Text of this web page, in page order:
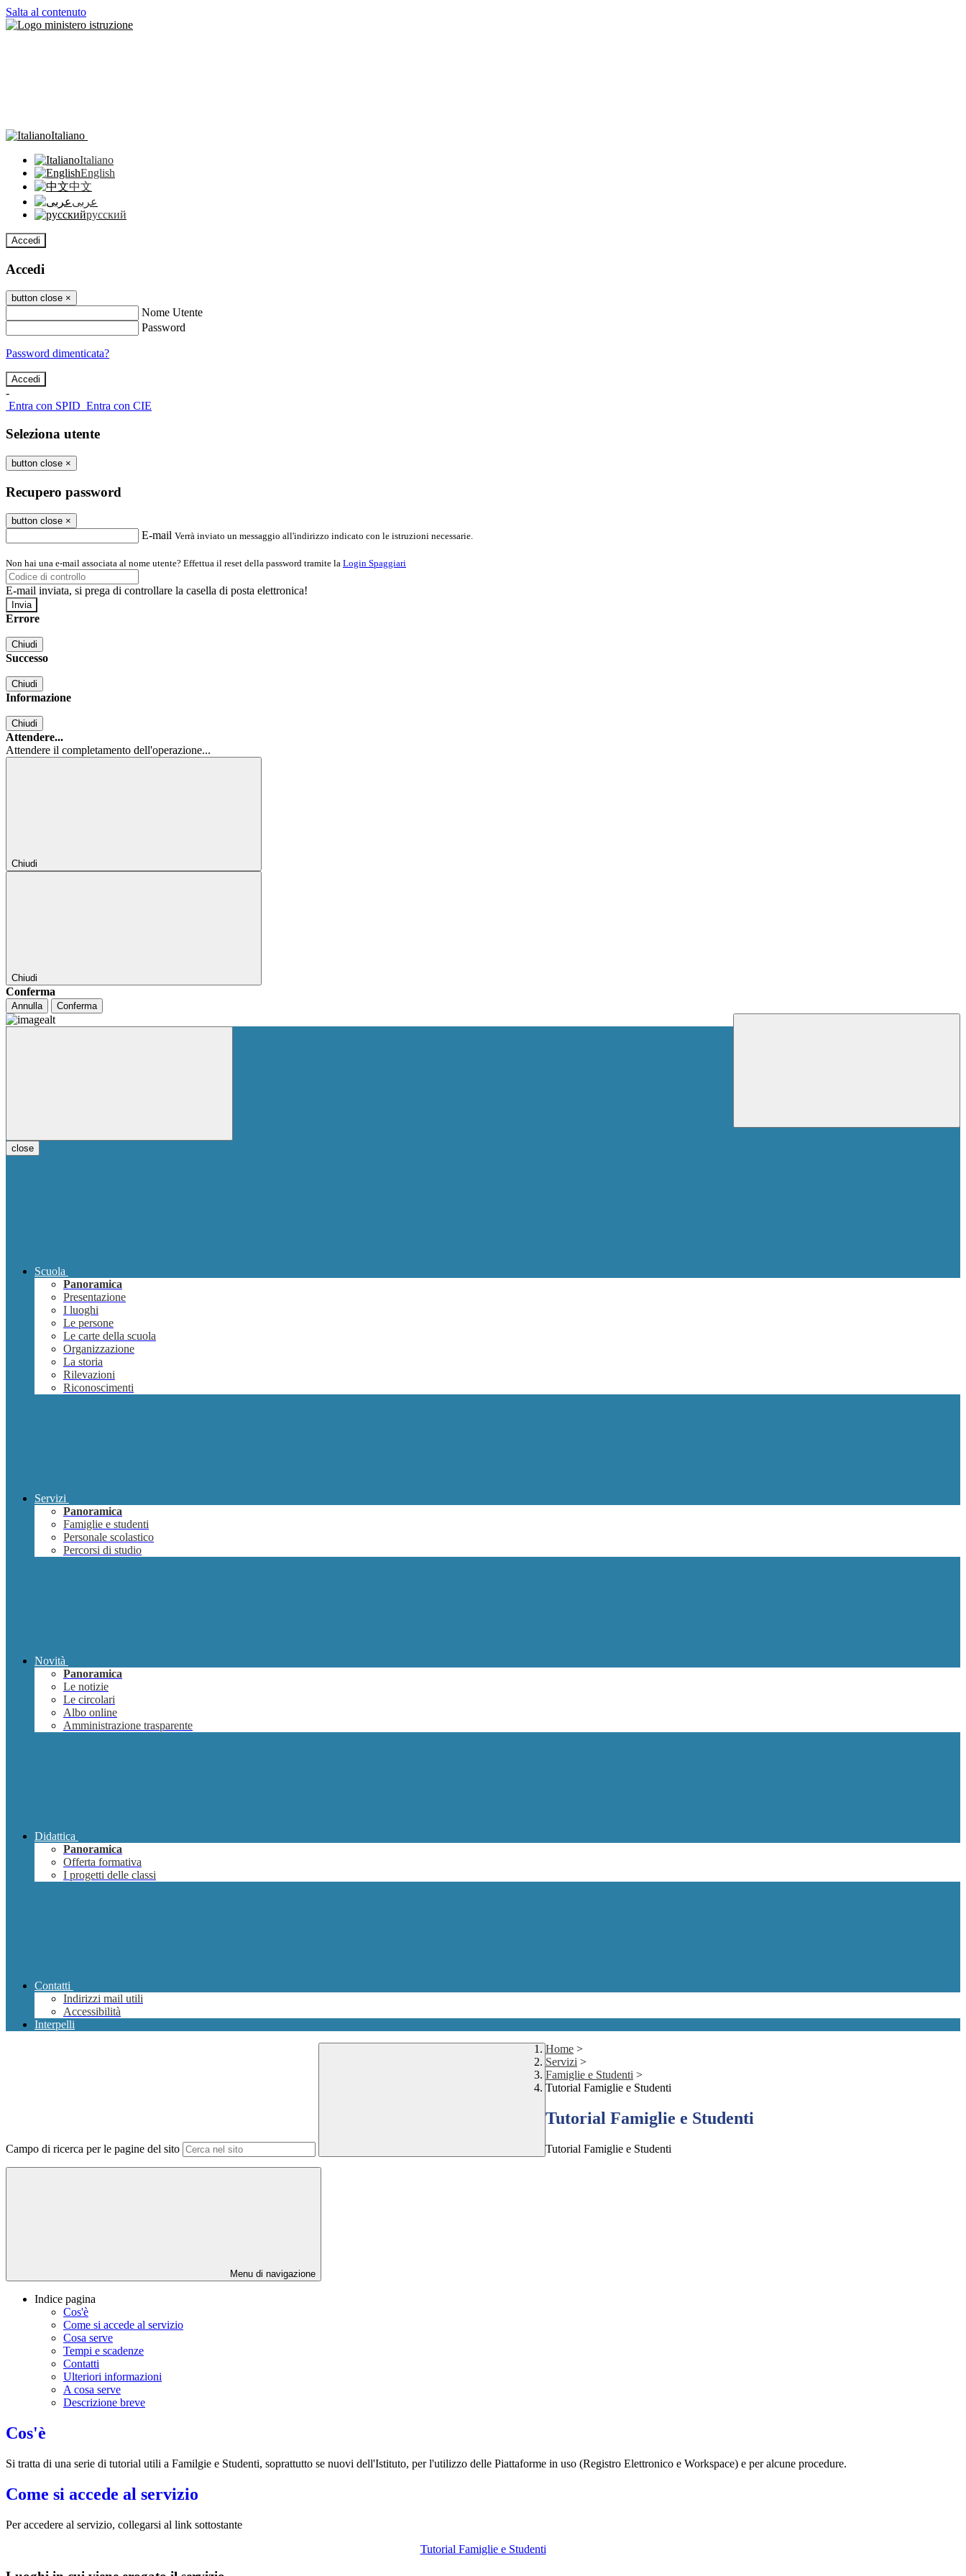
Salta al contenuto
Italiano
Italiano
English
中文
عربى
русский
Accedi
Accedi
button close ×
Nome Utente
Password
Password dimenticata?
-
Entra con SPID Entra con CIE
Seleziona utente
button close ×
Recupero password
button close ×
E-mail Verrà inviato un messaggio all'indirizzo indicato con le istruzioni necessarie.
Non hai una e-mail associata al nome utente? Effettua il reset della password tramite la Login Spaggiari
E-mail inviata, si prega di controllare la casella di posta elettronica!
Errore
Chiudi
Successo
Chiudi
Informazione
Chiudi
Attendere...
Attendere il completamento dell'operazione...
Chiudi
Chiudi
Conferma
Annulla Conferma
close
Scuola
Panoramica
Presentazione
I luoghi
Le persone
Le carte della scuola
Organizzazione
La storia
Rilevazioni
Riconoscimenti
Servizi
Panoramica
Famiglie e studenti
Personale scolastico
Percorsi di studio
Novità
Panoramica
Le notizie
Le circolari
Albo online
Amministrazione trasparente
Didattica
Panoramica
Offerta formativa
I progetti delle classi
Contatti
Indirizzi mail utili
Accessibilità
Interpelli
Campo di ricerca per le pagine del sito
Home >
Servizi >
Famiglie e Studenti >
Tutorial Famiglie e Studenti
Tutorial Famiglie e Studenti
Tutorial Famiglie e Studenti
Menu di navigazione
Indice pagina
Cos'è
Come si accede al servizio
Cosa serve
Tempi e scadenze
Contatti
Ulteriori informazioni
A cosa serve
Descrizione breve
Cos'è
Si tratta di una serie di tutorial utili a Familgie e Studenti, soprattutto se nuovi dell'Istituto, per l'utilizzo delle Piattaforme in uso (Registro Elettronico e Workspace) e per alcune procedure.
Come si accede al servizio
Per accedere al servizio, collegarsi al link sottostante
Tutorial Famiglie e Studenti